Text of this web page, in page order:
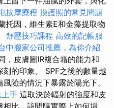
按摩療程 換護照的常見問題
托因，維生素E和金藻提取物
舒壓技巧課程 高效的記帳服
中搬家公司推薦，為你介紹
，皮膚圖IR複合霜的能力和
的印象。 SPF之後的數量越
險的情況下暴露於陽光下。
手 這取決於輻射的強度和皮
比，該間隔實際上如何增